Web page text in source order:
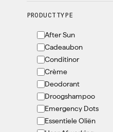
Miglot
Oolaboo
OY
PCA
pHformula
Philip Martins
Renophase
She Iss
Tanny Max
PRODUCTTYPE
After Sun
Cadeaubon
Conditinor
Crème
Deodorant
Droogshampoo
Emergency Dots
Essentiele Oliën